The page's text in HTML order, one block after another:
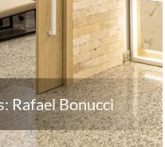
Rafael Bonucci